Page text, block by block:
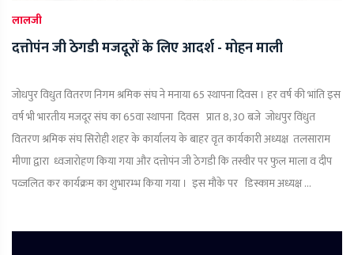
लालजी
दत्तोपंन जी ठेगडी मजदूरों के लिए आदर्श - मोहन माली
जोधपुर विधुत वितरण निगम श्रमिक संघ ने मनाया 65 स्थापना दिवस । हर वर्ष की भांति इस
वर्ष भी भारतीय मजदूर संघ का 65वा स्थापना दिवस प्रात 8, 30 बजे जोधपुर विंधुत
वितरण श्रमिक संघ सिरोही शहर के कार्यालय के बाहर वृत कार्यकारी अध्यक्ष तलसाराम
मीणा द्वारा ध्वजारोहण किया गया और दत्तोपंन जी ठेगडी कि तस्वीर पर फुल माला व दीप
पव्जलित कर कार्यक्रम का शुभारम्भ किया गया । इस मौके पर डिस्काम अध्यक्ष ...